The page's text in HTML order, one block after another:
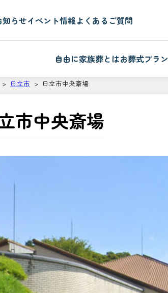
知らせイベント情報よくあるご質問
自由に家族葬とはお葬式プラン
日立市 日立市中央斎場
市中央斎場